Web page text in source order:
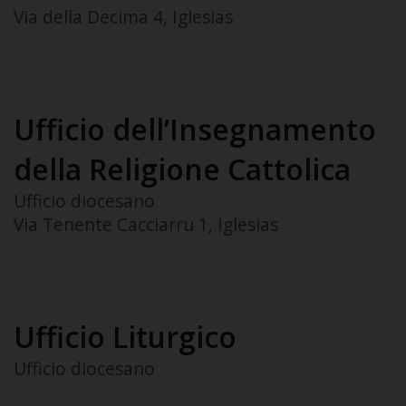
Via della Decima 4, Iglesias
Ufficio dell’Insegnamento
della Religione Cattolica
Ufficio diocesano
Via Tenente Cacciarru 1, Iglesias
Ufficio Liturgico
Ufficio diocesano